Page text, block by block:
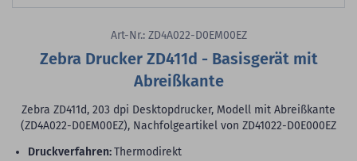
Art-Nr.: ZD4A022-D0EM00EZ
Zebra Drucker ZD411d - Basisgerät mit
Abreißkante
Zebra ZD411d, 203 dpi Desktopdrucker, Modell mit Abreißkante
(ZD4A022-D0EM00EZ), Nachfolgeartikel von ZD41022-D0E000EZ
Druckverfahren:Thermodirekt